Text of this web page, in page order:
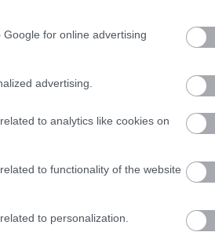
for online advertising
advertising.
to analytics like cookies on
to functionality of the website
to personalization.
ήμασταν κακοί,
Ξέραμε ότι